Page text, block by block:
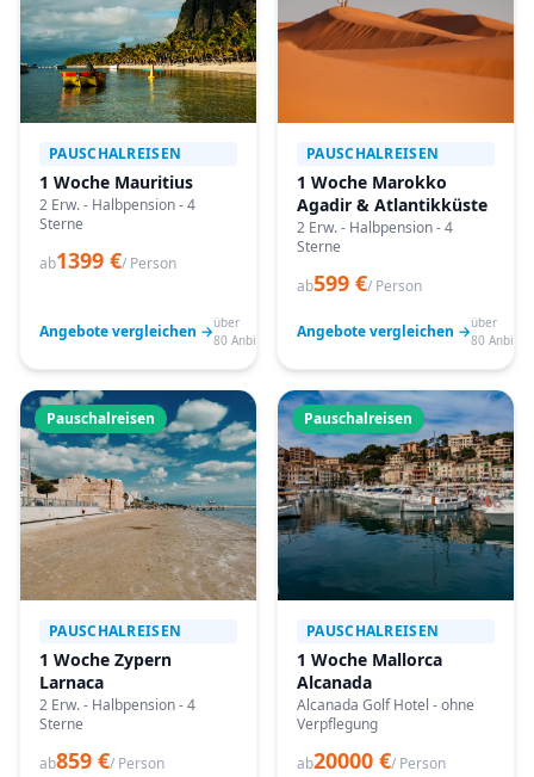
PAUSCHALREISEN
1 Woche Mauritius
2 Erw. - Halbpension - 4
Sterne
ab1399 €/ Person
Angebote vergleichen →über
80 Anbieter
PAUSCHALREISEN
1 Woche Marokko
Agadir & Atlantikküste
2 Erw. - Halbpension - 4
Sterne
ab599 €/ Person
Angebote vergleichen →über
80
Pauschalreisen
PAUSCHALREISEN
1 Woche Zypern
Larnaca
2 Erw. - Halbpension - 4
Sterne
ab859 €/ Person
Pauschalreisen
PAUSCHALREISEN
1 Woche Mallorca
Alcanada
Alcanada Golf Hotel - ohne
Verpflegung
ab20000 €/ Person